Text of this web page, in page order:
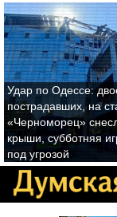
Удар по Одессе:
пострадавших, на
«Черноморец»
крыши, субботняя
под угрозой